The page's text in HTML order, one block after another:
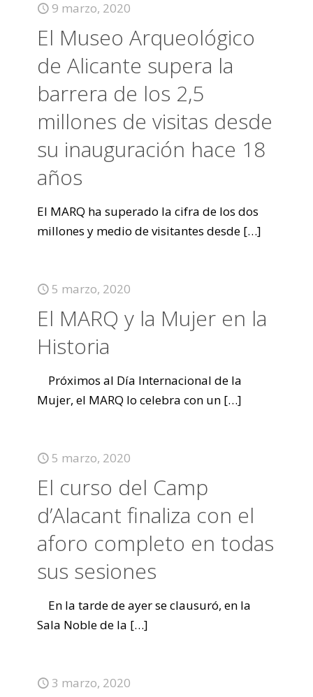
9 marzo, 2020
El Museo Arqueológico
de Alicante supera la
barrera de los 2,5
millones de visitas desde
su inauguración hace 18
años
El MARQ ha superado la cifra de los dos
millones y medio de visitantes desde […]
5 marzo, 2020
El MARQ y la Mujer en la
Historia
Próximos al Día Internacional de la
Mujer, el MARQ lo celebra con un […]
5 marzo, 2020
El curso del Camp
d’Alacant finaliza con el
aforo completo en todas
sus sesiones
En la tarde de ayer se clausuró, en la
Sala Noble de la […]
3 marzo, 2020